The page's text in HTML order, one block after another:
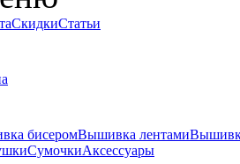
СкидкиСтатьи
бисеромВышивка лентами
СумочкиАксессуары